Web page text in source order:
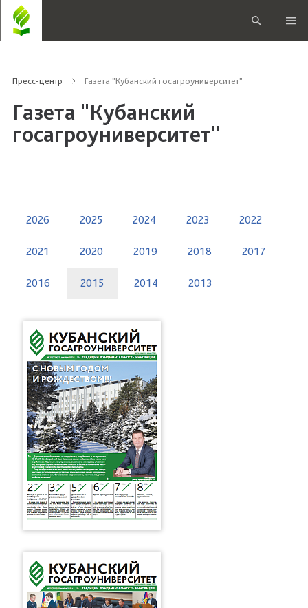
Пресс-центр Газета "Кубанский госагроуниверситет"
Газета "Кубанский
госагроуниверситет"
2026 2025 2024 2023 2022
2021 2020 2019 2018 2017
2016 2015 2014 2013